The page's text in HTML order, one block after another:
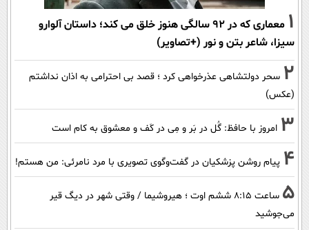
1
معماری که در 92 سالگی هنوز خلق می کند؛ داستان آلوارو
سیزا، شاعر بتن و نور (+تصاویر)
2 سحر دولتشاهی عذرخواهی کرد ؛ قصد بی احترامی به اذان نداشتم
(عکس)
3 امروز با حافظ: گُل در بَر و مِی در کَف و معشوق به کام است
4 پیام روشن پزشکیان در گفت‌و‌گوی تصویری با مرد نامرئی: من هستم!
5
ساعت ۸:۱۵ ششم اوت ؛ هیروشیما / وقتی شهر در دیگ قیر
می‌جوشید